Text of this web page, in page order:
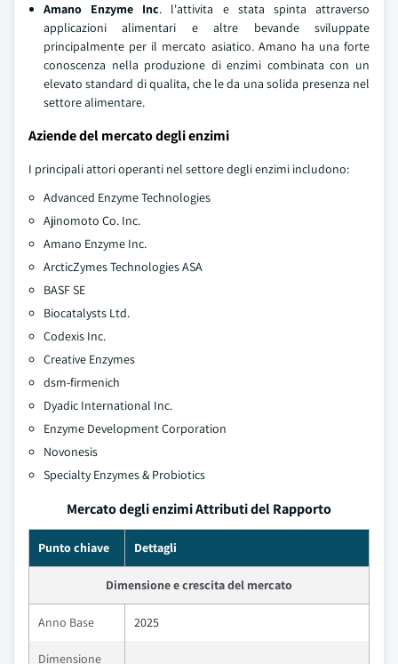
Amano Enzyme Inc. l'attivita e stata spinta attraverso
applicazioni alimentari e altre bevande sviluppate
principalmente per il mercato asiatico. Amano ha una forte
conoscenza nella produzione di enzimi combinata con un
elevato standard di qualita, che le da una solida presenza nel
settore alimentare.
Aziende del mercato degli enzimi
I principali attori operanti nel settore degli enzimi includono:
Advanced Enzyme Technologies
Ajinomoto Co. Inc.
Amano Enzyme Inc.
ArcticZymes Technologies ASA
BASF SE
Biocatalysts Ltd.
Codexis Inc.
Creative Enzymes
dsm-firmenich
Dyadic International Inc.
Enzyme Development Corporation
Novonesis
Specialty Enzymes & Probiotics
Mercato degli enzimi Attributi del Rapporto
Punto chiave Dettagli
Dimensione e crescita del mercato
Anno Base 2025
Dimensione